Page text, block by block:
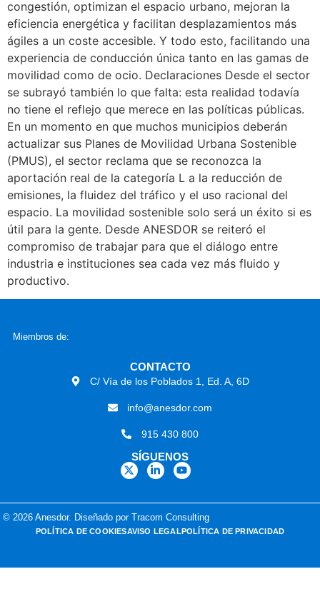
congestión, optimizan el espacio urbano, mejoran la
eficiencia energética y facilitan desplazamientos más
ágiles a un coste accesible. Y todo esto, facilitando una
experiencia de conducción única tanto en las gamas de
movilidad como de ocio. Declaraciones Desde el sector
se subrayó también lo que falta: esta realidad todavía
no tiene el reflejo que merece en las políticas públicas.
En un momento en que muchos municipios deberán
actualizar sus Planes de Movilidad Urbana Sostenible
(PMUS), el sector reclama que se reconozca la
aportación real de la categoría L a la reducción de
emisiones, la fluidez del tráfico y el uso racional del
espacio. La movilidad sostenible solo será un éxito si es
útil para la gente. Desde ANESDOR se reiteró el
compromiso de trabajar para que el diálogo entre
industria e instituciones sea cada vez más fluido y
productivo.
Miembros de:
CONTACTO
C/ Vía de los Poblados 1, Ed. A, 6D
info@anesdor.com
915 430 800
SÍGUENOS
© 2026 Anesdor. Diseñado por Tracom Consulting
POLÍTICA DE COOKIESAVISO LEGALPOLÍTICA DE PRIVACIDAD